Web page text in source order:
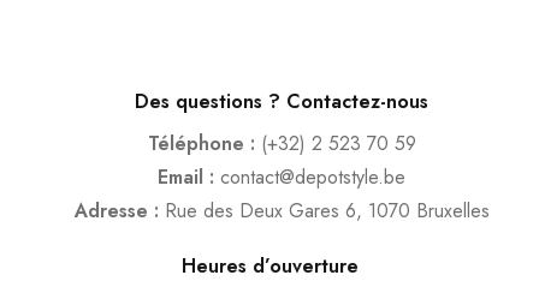
Des questions ? Contactez-nous
Téléphone : (+32) 2 523 70 59
Email : contact@depotstyle.be
Adresse : Rue des Deux Gares 6, 1070 Bruxelles
Heures d’ouverture